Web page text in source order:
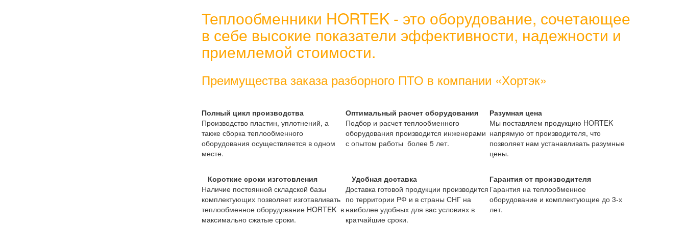
Теплообменники HORTEK - это оборудование, сочетающее
в себе высокие показатели эффективности, надежности и
приемлемой стоимости.
Преимущества заказа разборного ПТО в компании «Хортэк»
Полный цикл производства Оптимальный расчет оборудования
Разумная цена
Производство пластин, уплотнений, а
также сборка теплообменного
оборудования осуществляется в одном
месте.
Подбор и расчет теплообменного
оборудования производится инженерами
с опытом работы более 5 лет.
Мы поставляем продукцию HORTEK
напрямую от производителя, что
позволяет нам устанавливать разумные
цены.
Короткие сроки изготовления Удобная доставка
Гарантия от производителя
Наличие постоянной складской базы
комплектующих позволяет изготавливать
теплообменное оборудование HORTEK в
максимально сжатые сроки.
Доставка готовой продукции производится
по территории РФ и в страны СНГ на
наиболее удобных для вас условиях в
кратчайшие сроки.
Гарантия на теплообменное
оборудование и комплектующие до 3-х
лет.